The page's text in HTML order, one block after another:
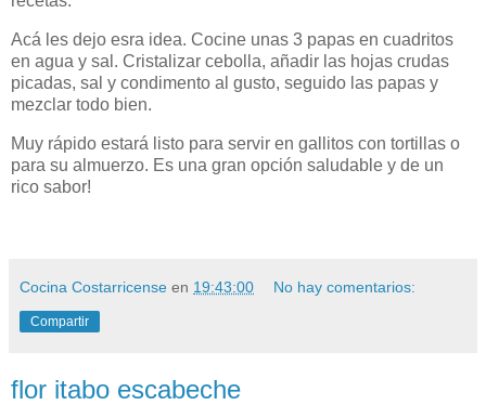
Acá les dejo esra idea. Cocine unas 3 papas en cuadritos
en agua y sal. Cristalizar cebolla, añadir las hojas crudas
picadas, sal y condimento al gusto, seguido las papas y
mezclar todo bien.
Muy rápido estará listo para servir en gallitos con tortillas o
para su almuerzo. Es una gran opción saludable y de un
rico sabor!
Cocina Costarricense en 19:43:00 No hay comentarios:
Compartir
flor itabo escabeche